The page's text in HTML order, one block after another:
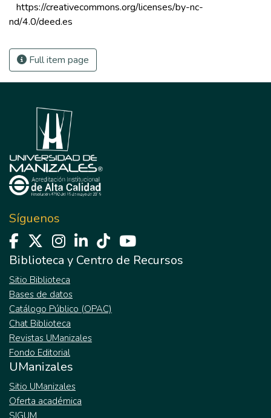
https://creativecommons.org/licenses/by-nc-
nd/4.0/deed.es
Full item page
Síguenos
Biblioteca y Centro de Recursos
Sitio Biblioteca
Bases de datos
Catálogo Público (OPAC)
Chat Biblioteca
Revistas UManizales
Fondo Editorial
UManizales
Sitio UManizales
Oferta académica